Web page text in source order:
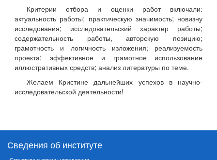
Критерии отбора и оценки работ включали:
актуальность работы; практическую значимость; новизну
исследования; исследовательский характер работы;
содержательность работы, авторскую позицию;
грамотность и логичность изложения; реализуемость
проекта; эффективное и грамотное использование
иллюстративных средств; анализ литературы по теме.
Желаем Кристине дальнейших успехов в научно-
исследовательской деятельности!
Сведения об институте